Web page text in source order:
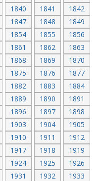
1840 1841
1842
1847 1848
1849
1854 1855
1856
1861 1862
1863
1868 1869
1870
1875 1876
1877
1882 1883
1884
1889 1890
1891
1896 1897
1898
1903 1904
1905
1910 1911
1912
1917 1918
1919
1924 1925
1926
1931 1932
1933